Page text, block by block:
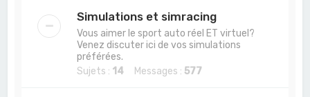
Simulations et simracing
Vous aimer le sport auto réel ET virtuel?
Venez discuter ici de vos simulations
préférées.
Sujets : 14 Messages : 577